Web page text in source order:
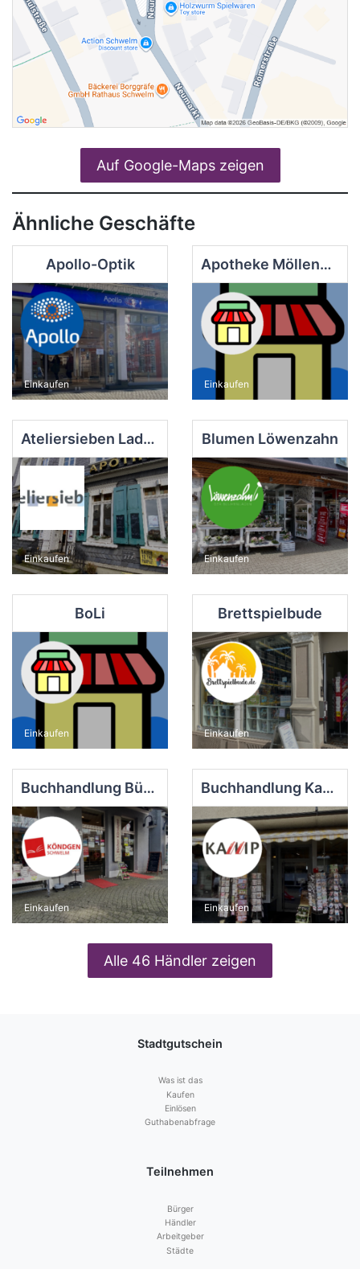
Auf Google-Maps zeigen
Ähnliche Geschäfte
Apollo-Optik
Einkaufen
Apotheke Möllenkotten
Einkaufen
Ateliersieben Laden
Einkaufen
Blumen Löwenzahn
Einkaufen
BoLi
Einkaufen
Brettspielbude
Einkaufen
Buchhandlung Bücher Köndgen
Einkaufen
Buchhandlung Kamp Inh. Jeannette Schida
Einkaufen
Alle 46 Händler zeigen
Stadtgutschein
Was ist das
Kaufen
Einlösen
Guthabenabfrage
Teilnehmen
Bürger
Händler
Arbeitgeber
Städte